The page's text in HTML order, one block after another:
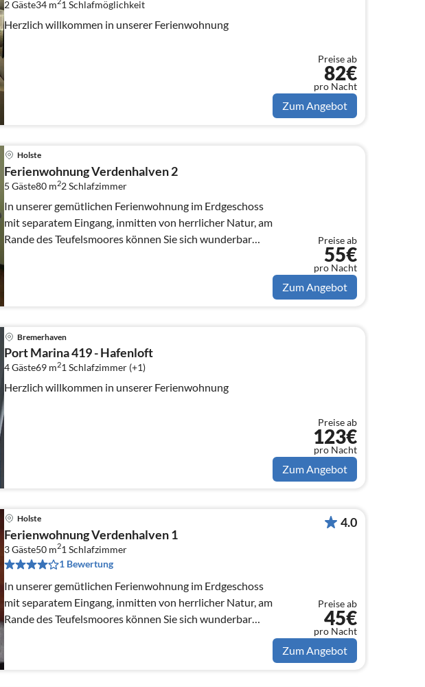
2 Gäste34 m21 Schlafmöglichkeit
Herzlich willkommen in unserer Ferienwohnung
Preise ab
82€
pro Nacht
Zum Angebot
Holste
Ferienwohnung Verdenhalven 2
5 Gäste80 m22Schlafzimmer
In unserer gemütlichen Ferienwohnung im Erdgeschoss
mit separatem Eingang, inmitten von herrlicher Natur, am
Rande des Teufelsmoores können Sie sich wunderbar
Preise ab
55€
pro Nacht
Zum Angebot
Bremerhaven
Port Marina 419 - Hafenloft
4 Gäste69 m21 Schlafzimmer (+1)
Herzlich willkommen in unserer Ferienwohnung
Preise ab
123€
pro Nacht
Zum Angebot
Holste
Ferienwohnung Verdenhalven 1
3 Gäste50 m21 Schlafzimmer
1 Bewertung
In unserer gemütlichen Ferienwohnung im Erdgeschoss
mit separatem Eingang, inmitten von herrlicher Natur, am
Rande des Teufelsmoores können Sie sich wunderbar
4.0
Preise ab
45€
pro Nacht
Zum Angebot